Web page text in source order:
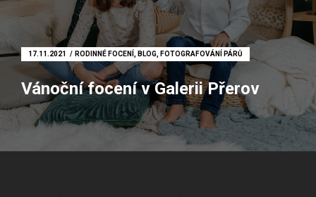
17.11.2021 RODINNÉ FOCENÍ BLOG FOTOGRAFOVÁNÍ PÁRŮ
Vánoční focení v Galerii Přerov